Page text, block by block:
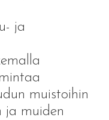
ja
muistoihin
ja muiden